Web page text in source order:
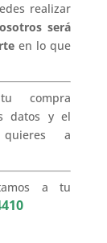
realizar
será
en lo que
compra
datos y el
a
a tu